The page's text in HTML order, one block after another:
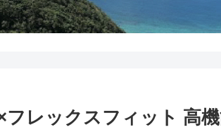
レックスフィット 高